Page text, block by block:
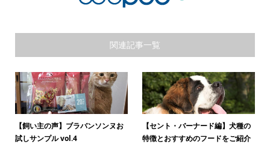
関連記事一覧
【飼い主の声】ブラバンソンヌお
試しサンプル vol.4
【セント・バーナード編】犬種の
特徴とおすすめのフードをご紹介